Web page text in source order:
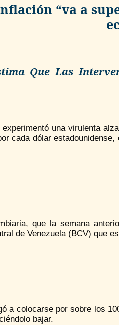
“va a
Que Las
experimentó una virulenta
cada dólar
que la semana
de Venezuela (BCV) que
a colocarse por sobre los
bajar.